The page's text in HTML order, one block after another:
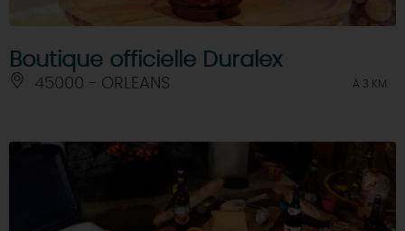
Boutique officielle Duralex
45000 - ORLEANS À 3 KM